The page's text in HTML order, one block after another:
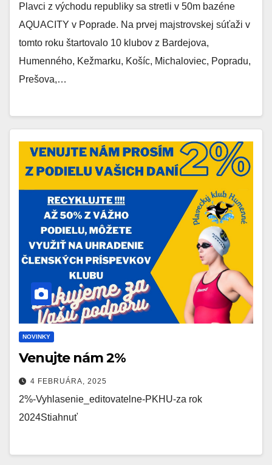
Plavci z východu republiky sa stretli v 50m bazéne
AQUACITY v Poprade. Na prvej majstrovskej súťaži v
tomto roku štartovalo 10 klubov z Bardejova,
Humenného, Kežmarku, Košíc, Michaloviec, Popradu,
Prešova,…
NOVINKY
Venujte nám 2%
4 FEBRUÁRA, 2025
2%-Vyhlasenie_editovatelne-PKHU-za rok
2024Stiahnuť